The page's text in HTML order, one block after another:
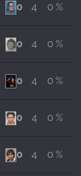
0 4 0 %
0 4 0 %
0 4 0 %
0 4 0 %
0 4 0 %